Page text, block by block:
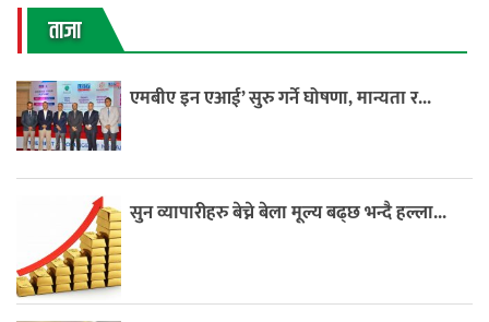
ताजा
एमबीए इन एआई’ सुरु गर्ने घोषणा, मान्यता र...
सुन व्यापारीहरु बेच्ने बेला मूल्य बढ्छ भन्दै हल्ला...